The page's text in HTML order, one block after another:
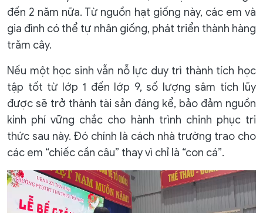
đến 2 năm nữa. Từ nguồn hạt giống này, các em và
gia đình có thể tự nhân giống, phát triển thành hàng
trăm cây.
Nếu một học sinh vẫn nỗ lực duy trì thành tích học
tập tốt từ lớp 1 đến lớp 9, số lượng sâm tích lũy
được sẽ trở thành tài sản đáng kể, bảo đảm nguồn
kinh phí vững chắc cho hành trình chinh phục tri
thức sau này. Đó chính là cách nhà trường trao cho
các em “chiếc cần câu” thay vì chỉ là “con cá”.